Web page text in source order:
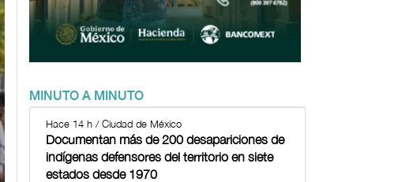
MINUTO A MINUTO
Hace 14 h / Ciudad de México
Documentan más de 200 desapariciones de
indígenas defensores del territorio en siete
estados desde 1970